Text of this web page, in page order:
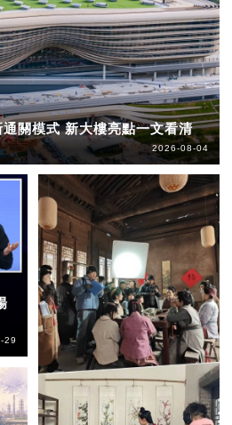
關模式 新大樓亮點一文看清
2026-08-04
29